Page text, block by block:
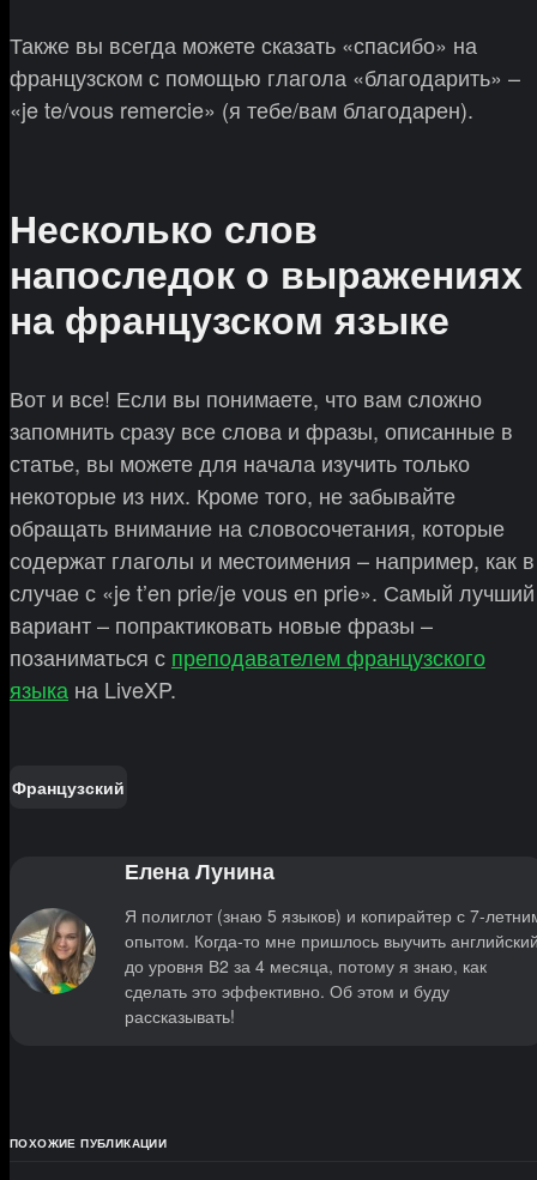
Также вы всегда можете сказать «спасибо» на
французском с помощью глагола «благодарить» –
«je te/vous remercie» (я тебе/вам благодарен).
Несколько слов
напоследок о выражениях
на французском языке
Вот и все! Если вы понимаете, что вам сложно
запомнить сразу все слова и фразы, описанные в
статье, вы можете для начала изучить только
некоторые из них. Кроме того, не забывайте
обращать внимание на словосочетания, которые
содержат глаголы и местоимения – например, как в
случае с «je t’en prie/je vous en prie». Самый лучший
вариант – попрактиковать новые фразы –
позаниматься с преподавателем французского
языка на LiveXP.
Французский
Елена Лунина
Я полиглот (знаю 5 языков) и копирайтер с 7-
опытом. Когда-то мне пришлось выучить
до уровня В2 за 4 месяца, потому я знаю, как
сделать это эффективно. Об этом и буду
рассказывать!
ПОХОЖИЕ ПУБЛИКАЦИИ